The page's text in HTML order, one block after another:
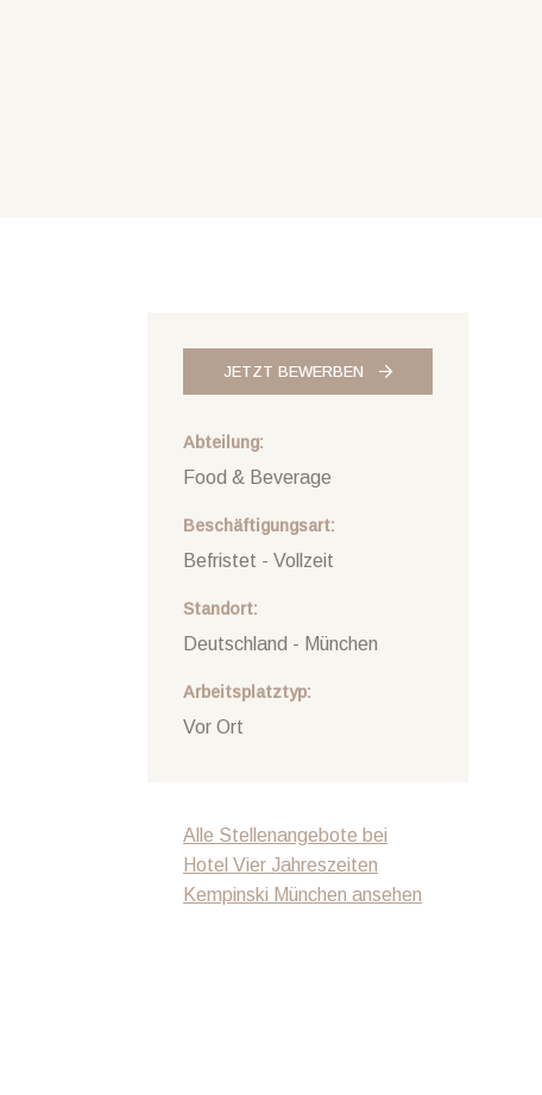
JETZT BEWERBEN
Abteilung
Food & Beverage
Beschäftigungsart
Befristet - Vollzeit
Standort
Deutschland - München
Arbeitsplatztyp
Vor Ort
Alle Stellenangebote bei
Hotel Vier Jahreszeiten
Kempinski München ansehen